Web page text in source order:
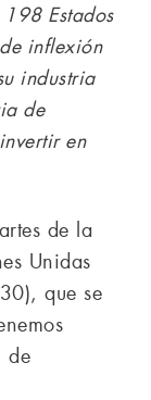
Estados
inflexión
industria
de
en
de la
Unidas
que se
de